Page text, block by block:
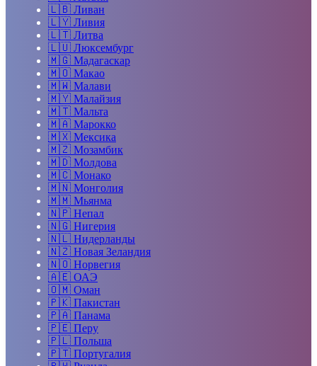
🇱🇧 Ливан
🇱🇾 Ливия
🇱🇹 Литва
🇱🇺 Люксембург
🇲🇬 Мадагаскар
🇲🇴 Макао
🇲🇼 Малави
🇲🇾 Малайзия
🇲🇹 Мальта
🇲🇦 Марокко
🇲🇽 Мексика
🇲🇿 Мозамбик
🇲🇩 Молдова
🇲🇨 Монако
🇲🇳 Монголия
🇲🇲 Мьянма
🇳🇵 Непал
🇳🇬 Нигерия
🇳🇱 Нидерланды
🇳🇿 Новая Зеландия
🇳🇴 Норвегия
🇦🇪 ОАЭ
🇴🇲 Оман
🇵🇰 Пакистан
🇵🇦 Панама
🇵🇪 Перу
🇵🇱 Польша
🇵🇹 Португалия